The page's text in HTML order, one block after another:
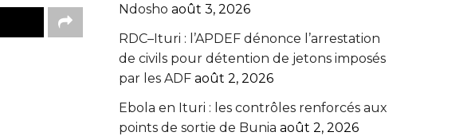
Ndosho août 3, 2026
RDC–Ituri : l’APDEF dénonce l’arrestation
de civils pour détention de jetons imposés
par les ADF août 2, 2026
Ebola en Ituri : les contrôles renforcés aux
points de sortie de Bunia août 2, 2026